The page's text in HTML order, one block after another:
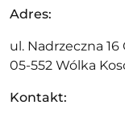
Adres:
ul. Nadrzeczna 16
05-552 Wólka
Kontakt: